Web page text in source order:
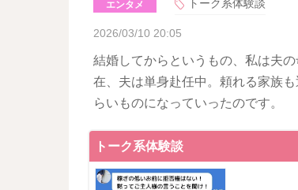
エンタメ トーク系体験談
2026/03/10 20:05
結婚してからというもの、私は夫
在、夫は単身赴任中。頼れる家族
らいものになっていったのです。
トーク系体験談